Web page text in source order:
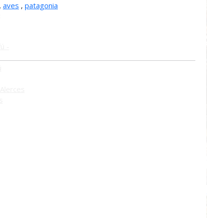
, aves , patagonia